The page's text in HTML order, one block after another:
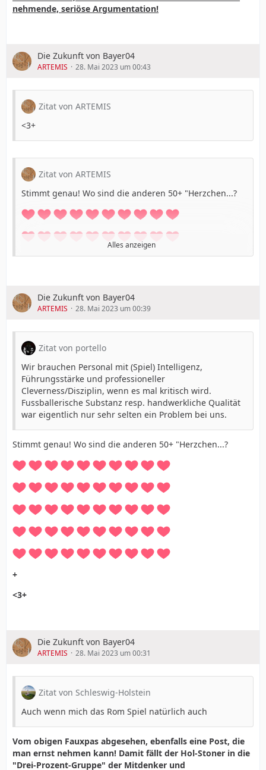
nehmende, seriöse Argumentation!
Die Zukunft von Bayer04
ARTEMIS 28. Mai 2023 um 00:43
Zitat von ARTEMIS
<3+
Zitat von ARTEMIS
Stimmt genau! Wo sind die anderen 50+ "Herzchen...?
PS
Obige "Erstpost" hat ohne mein Zutun dieses <3+
"gedruckt". Der Fehler geht nicht auf meine Kappe -
Trotzdem sorry!
Alles anzeigen
Die Zukunft von Bayer04
ARTEMIS 28. Mai 2023 um 00:39
Zitat von portello
Wir brauchen Personal mit (Spiel) Intelligenz,
Führungsstärke und professioneller
Cleverness/Disziplin, wenn es mal kritisch wird.
Fussballerische Substanz resp. handwerkliche Qualität
war eigentlich nur sehr selten ein Problem bei uns.
Stimmt genau! Wo sind die anderen 50+ "Herzchen...?
+
<3+
Die Zukunft von Bayer04
ARTEMIS 28. Mai 2023 um 00:31
Zitat von Schleswig-Holstein
Auch wenn mich das Rom Spiel natürlich auch
Vom obigen Fauxpas abgesehen, ebenfalls eine Post, die
man ernst nehmen kann! Damit fällt der Hol-Stoner in die
"Drei-Prozent-Gruppe" der Mitdenker und